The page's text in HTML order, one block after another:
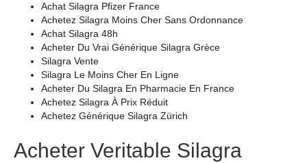
Achat Silagra Pfizer France
Achetez Silagra Moins Cher Sans Ordonnance
Achat Silagra 48h
Acheter Du Vrai Générique Silagra Grèce
Silagra Vente
Silagra Le Moins Cher En Ligne
Acheter Du Silagra En Pharmacie En France
Achetez Silagra À Prix Réduit
Achetez Générique Silagra Zürich
Acheter Veritable Silagra